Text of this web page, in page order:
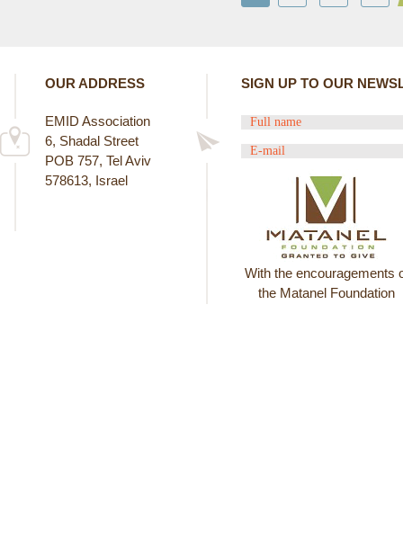
OUR ADDRESS
EMID Association
6, Shadal Street
POB 757, Tel Aviv
578613, Israel
SIGN UP TO OUR
With the encouragements
the Matanel Foundation